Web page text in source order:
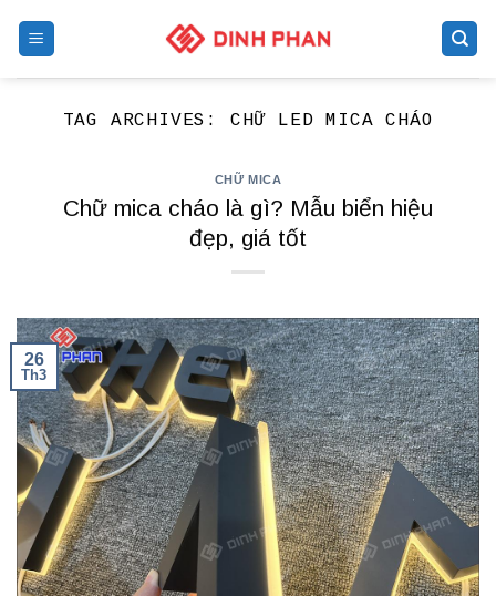
TAG ARCHIVES: CHỮ LED MICA CHÁO
CHỮ MICA
Chữ mica cháo là gì? Mẫu biển hiệu
đẹp, giá tốt
26
Th3